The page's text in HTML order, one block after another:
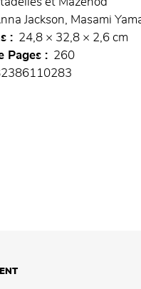
et Mazenod
Jackson, Masami
24,8 × 32,8 × 2,6 cm
Pages
260